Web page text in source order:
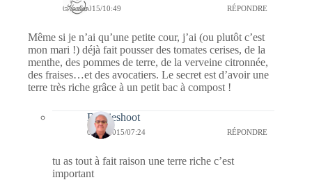
01/04/2015/10:49 RÉPONDRE
Même si je n’ai qu’une petite cour, j’ai (ou plutôt c’est
mon mari !) déjà fait pousser des tomates cerises, de la
menthe, des pommes de terre, de la verveine citronnée,
des fraises…et des avocatiers. Le secret est d’avoir une
terre très riche grâce à un petit bac à compost !
Bernieshoot
04/04/2015/07:24 RÉPONDRE
tu as tout à fait raison une terre riche c’est
important